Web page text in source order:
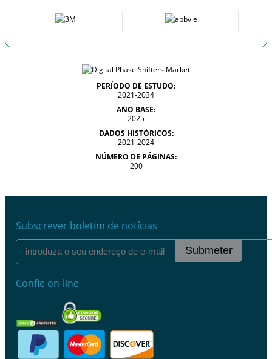
PERÍODO DE ESTUDO:
2021-2034
ANO BASE:
2025
DADOS HISTÓRICOS:
2021-2024
NÚMERO DE PÁGINAS:
200
Subscrever boletim de notícias
Submeter
Confie on-line